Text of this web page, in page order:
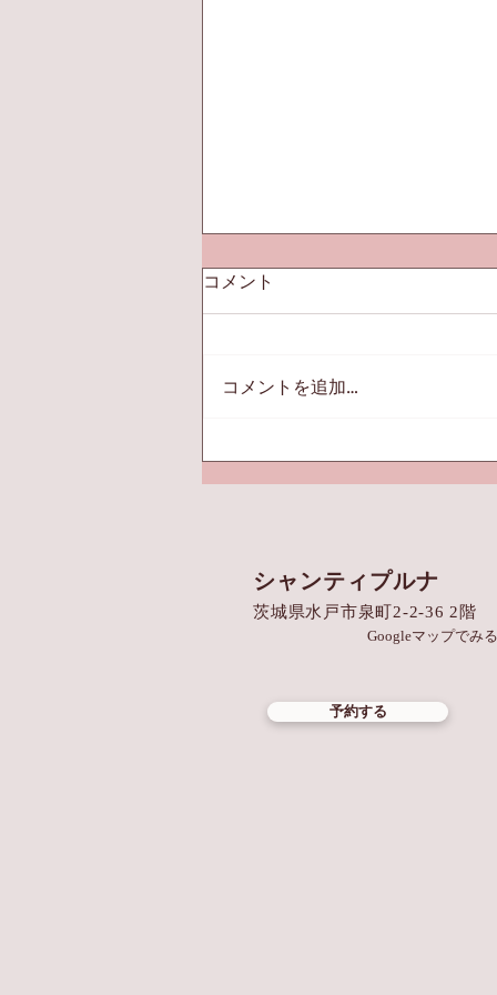
20％OFFクーポン・フォロー
コメント
コメントを追加…
シャンティプルナ
茨城県水戸市泉町2-2-36 2階
Googleマップでみ
予約する